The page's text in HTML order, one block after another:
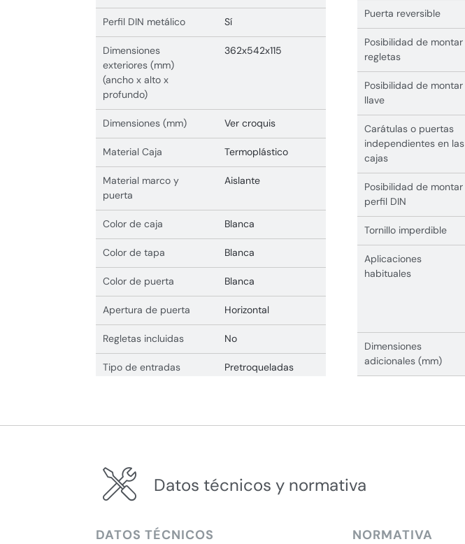
Perfil DIN metálico Sí
Dimensiones
exteriores (mm)
(ancho x alto x
profundo)
362x542x115
Dimensiones (mm) Ver croquis
Material Caja Termoplástico
Material marco y
puerta
Aislante
Color de caja Blanca
Color de tapa Blanca
Color de puerta Blanca
Apertura de puerta Horizontal
Regletas incluidas No
Tipo de entradas Pretroqueladas
Puerta reversible
Posibilidad de montar
regletas
Posibilidad de montar
llave
Carátulas o puertas
independientes en las
cajas
Posibilidad de montar
perfil DIN
Tornillo imperdible
Aplicaciones
habituales
Dimensiones
adicionales (mm)
Datos técnicos y normativa
DATOS TÉCNICOS NORMATIVA